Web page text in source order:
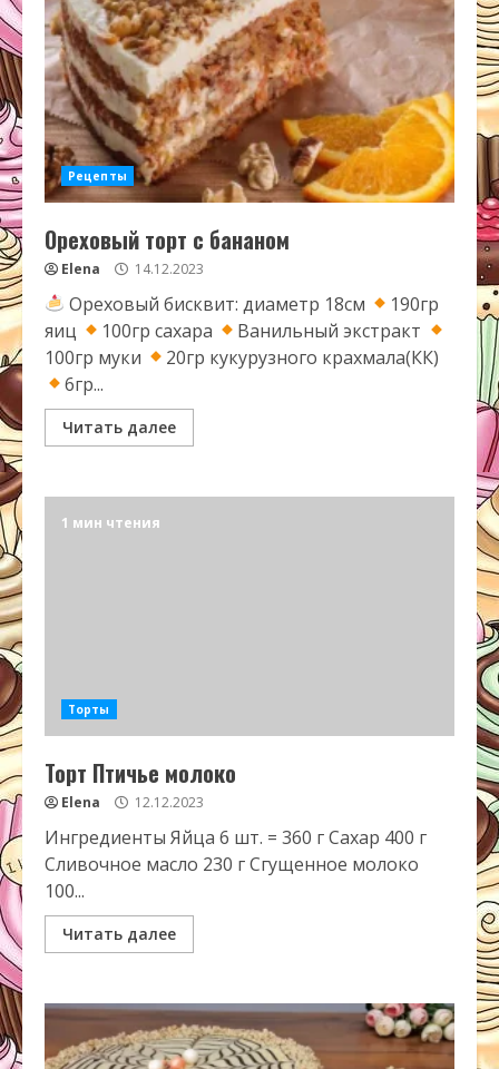
Рецепты
Ореховый торт с бананом
Elena 14.12.2023
Ореховый бисквит: диаметр 18см
190гр
яиц
100гр сахара
Ванильный экстракт
100гр муки
20гр кукурузного крахмала(КК)
6гр...
Читать далее
1 мин чтения
Торты
Торт Птичье молоко
Elena 12.12.2023
Ингредиенты Яйца 6 шт. = 360 г Сахар 400 г
Сливочное масло 230 г Сгущенное молоко
100...
Читать далее